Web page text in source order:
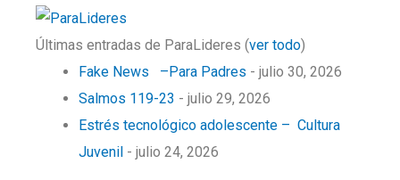
Últimas entradas de ParaLideres (ver todo)
Fake News –Para Padres - julio 30, 2026
Salmos 119-23 - julio 29, 2026
Estrés tecnológico adolescente – Cultura
Juvenil - julio 24, 2026